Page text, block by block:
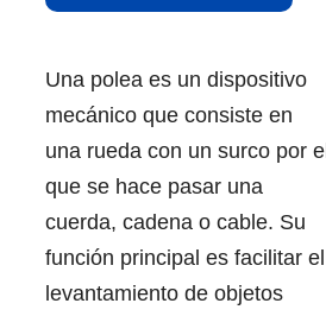
Una polea es un dispositivo
mecánico que consiste en
una rueda con un surco por el
que se hace pasar una
cuerda, cadena o cable. Su
función principal es facilitar el
levantamiento de objetos